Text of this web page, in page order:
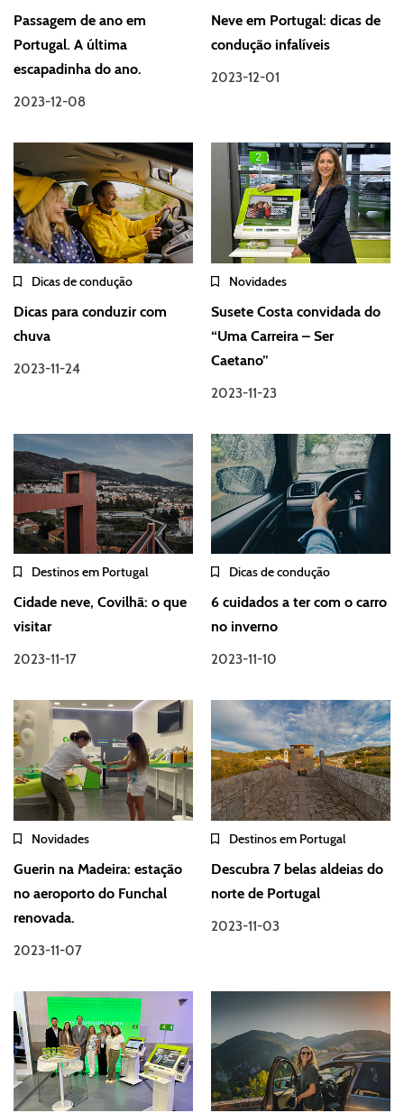
Passagem de ano em
Portugal. A última
escapadinha do ano.
2023-12-08
Neve em Portugal: dicas de
condução infalíveis
2023-12-01
Dicas de condução
Dicas para conduzir com
chuva
2023-11-24
Novidades
Susete Costa convidada do
“Uma Carreira – Ser
Caetano”
2023-11-23
Destinos em Portugal
Cidade neve, Covilhã: o que
visitar
2023-11-17
Dicas de condução
6 cuidados a ter com o carro
no inverno
2023-11-10
Novidades
Guerin na Madeira: estação
no aeroporto do Funchal
renovada.
2023-11-07
Destinos em Portugal
Descubra 7 belas aldeias do
norte de Portugal
2023-11-03